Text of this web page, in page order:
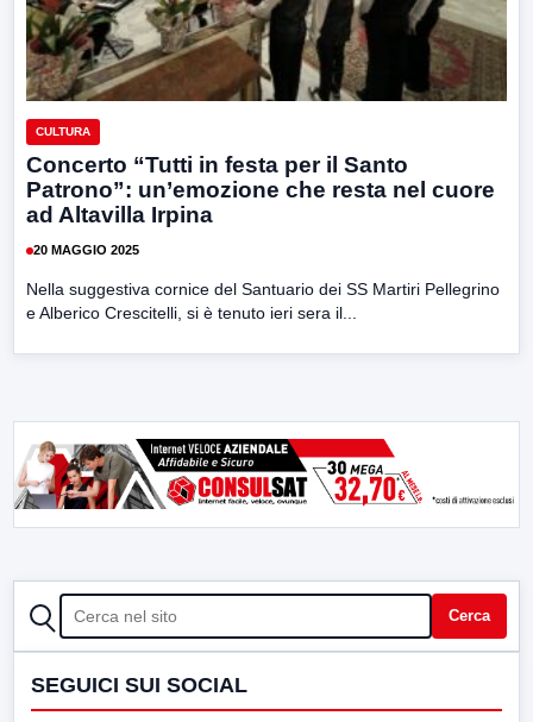
CULTURA
Concerto “Tutti in festa per il Santo
Patrono”: un’emozione che resta nel cuore
ad Altavilla Irpina
20 MAGGIO 2025
Nella suggestiva cornice del Santuario dei SS Martiri Pellegrino
e Alberico Crescitelli, si è tenuto ieri sera il...
CERCA Cerca
SEGUICI SUI SOCIAL